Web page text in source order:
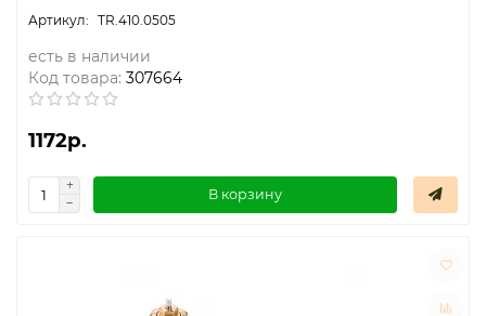
TR.410.0505
есть в наличии
Код товара: 307664
1172р.
В корзину